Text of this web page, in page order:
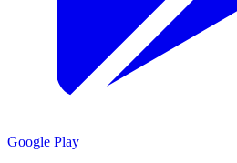
Google Play